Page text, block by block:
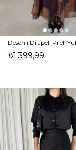
₺1.399,99